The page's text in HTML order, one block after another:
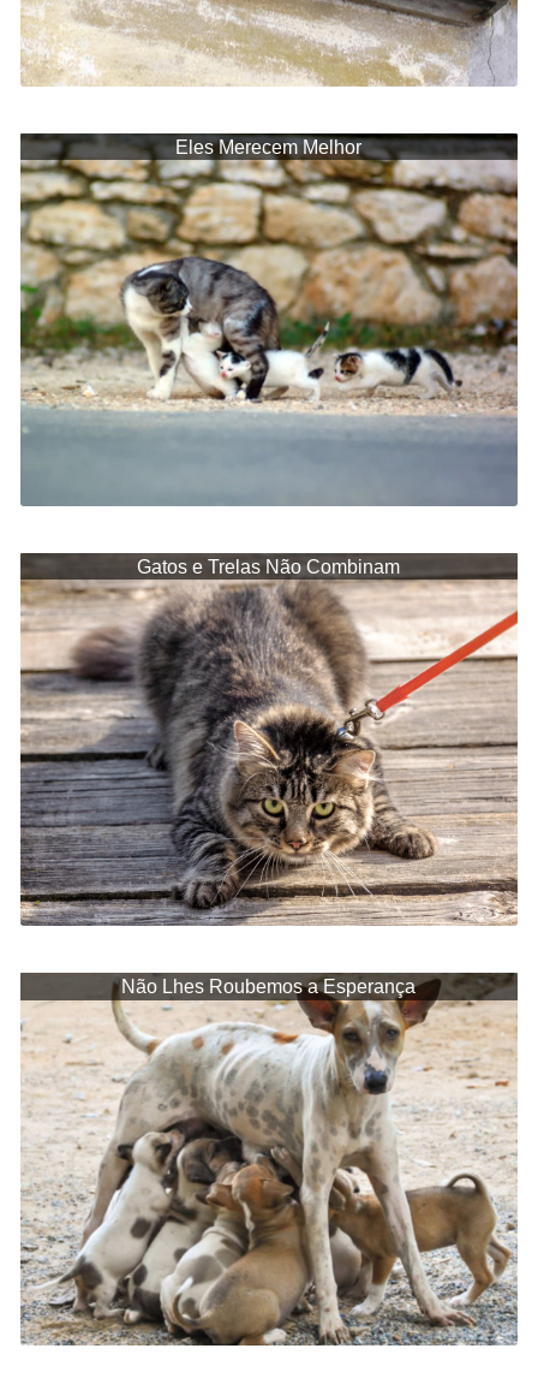
Eles Merecem Melhor
Gatos e Trelas Não Combinam
Não Lhes Roubemos a Esperança